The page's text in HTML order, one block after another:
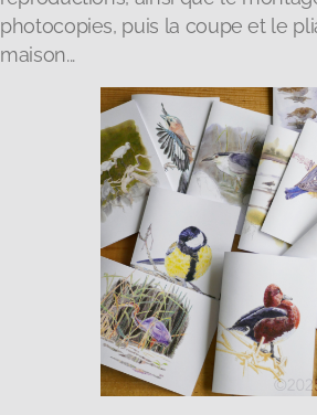
photocopies, puis la coupe et le
maison...